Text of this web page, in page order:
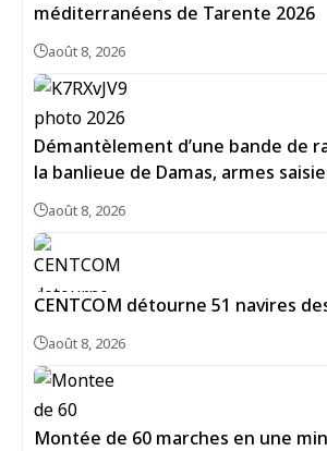
méditerranéens de Tarente 2026
août 8, 2026
Démantèlement d’une bande de
la banlieue de Damas, armes
août 8, 2026
CENTCOM détourne 51 navires
août 8, 2026
Montée de 60 marches en une